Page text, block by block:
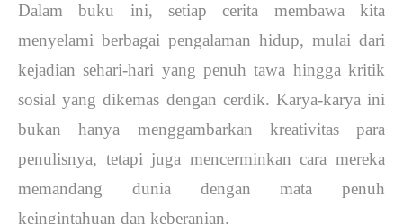
Dalam buku ini, setiap cerita membawa kita
menyelami berbagai pengalaman hidup, mulai dari
kejadian sehari-hari yang penuh tawa hingga kritik
sosial yang dikemas dengan cerdik. Karya-karya ini
bukan hanya menggambarkan kreativitas para
penulisnya, tetapi juga mencerminkan cara mereka
memandang dunia dengan mata penuh
keingintahuan dan keberanian.